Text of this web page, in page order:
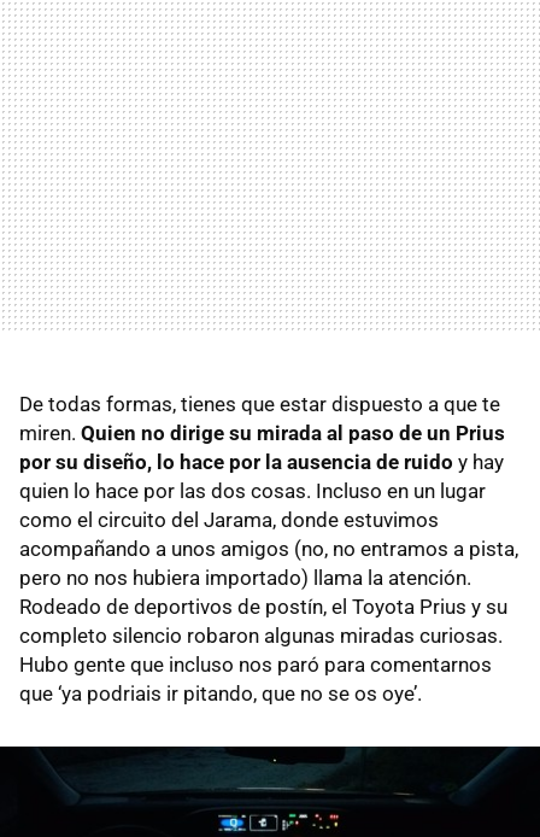
De todas formas, tienes que estar dispuesto a que te
miren. Quien no dirige su mirada al paso de un Prius
por su diseño, lo hace por la ausencia de ruido y hay
quien lo hace por las dos cosas. Incluso en un lugar
como el circuito del Jarama, donde estuvimos
acompañando a unos amigos (no, no entramos a pista,
pero no nos hubiera importado) llama la atención.
Rodeado de deportivos de postín, el Toyota Prius y su
completo silencio robaron algunas miradas curiosas.
Hubo gente que incluso nos paró para comentarnos
que ‘ya podriais ir pitando, que no se os oye’.